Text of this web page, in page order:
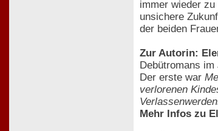
immer wieder
unsichere
der beiden
Zur Autorin:
Debütromans
Der erste war
verlorenen
Mehr Infos zu